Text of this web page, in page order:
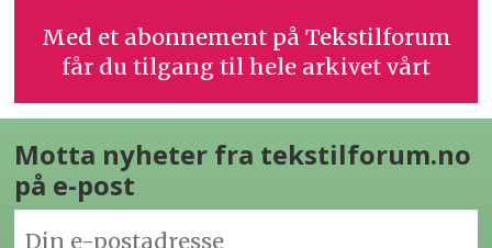
Med et abonnement på Tekstilforum
får du tilgang til hele arkivet vårt
Motta nyheter fra tekstilforum.no
på e-post